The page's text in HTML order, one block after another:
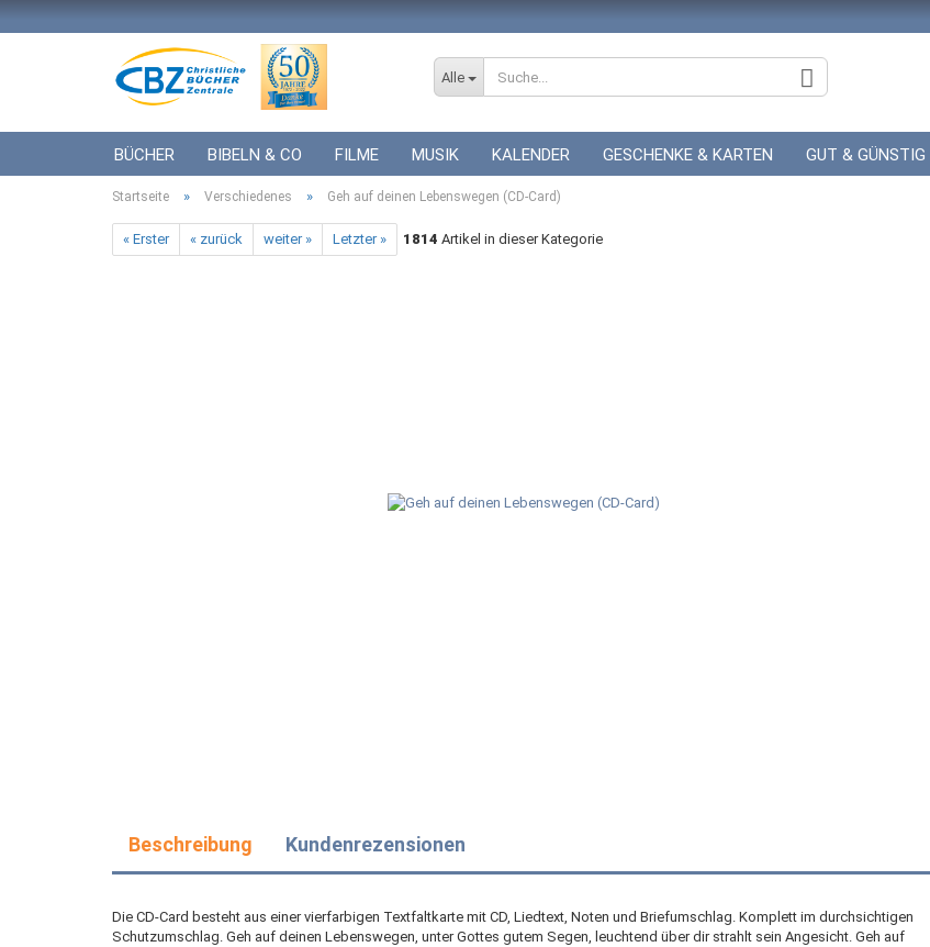
Alle
BÜCHER BIBELN & CO FILME MUSIK KALENDER GESCHENKE & KARTEN GUT & GÜNSTIG
ICF BÜCHER VERSCHIEDENES GESCHENKE ZUR HOCHZEIT
Startseite » Verschiedenes » Geh auf deinen Lebenswegen (CD-Card)
« Erster « zurück weiter » Letzter » 1814 Artikel in dieser Kategorie
Beschreibung Kundenrezensionen
Die CD-Card besteht aus einer vierfarbigen Textfaltkarte mit CD, Liedtext, Noten und Briefumschlag. Komplett im durchsichtigen
Schutzumschlag. Geh auf deinen Lebenswegen, unter Gottes gutem Segen, leuchtend über dir strahlt sein Angesicht. Geh auf